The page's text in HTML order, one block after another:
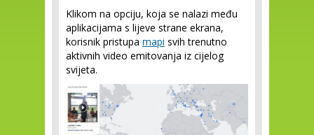
Klikom na opciju, koja se nalazi među
aplikacijama s lijeve strane ekrana,
korisnik pristupa mapi svih trenutno
aktivnih video emitovanja iz cijelog
svijeta.